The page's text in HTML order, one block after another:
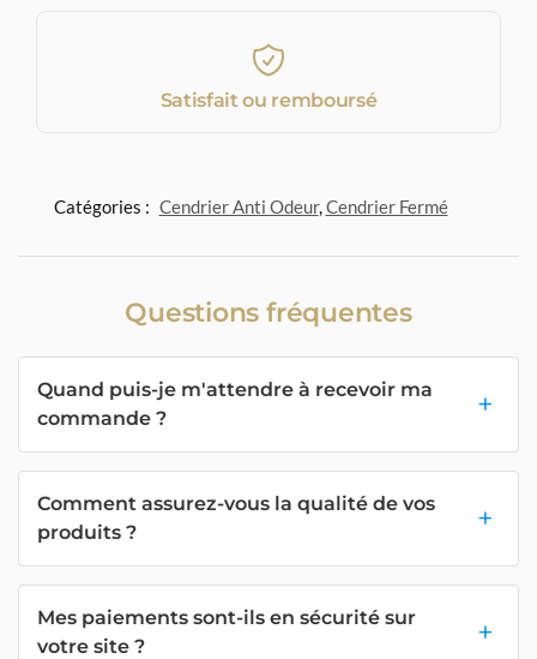
Satisfait ou remboursé
Catégories : Cendrier Anti Odeur, Cendrier Fermé
Questions fréquentes
Quand puis-je m'attendre à recevoir ma
commande ?
Comment assurez-vous la qualité de vos
produits ?
Mes paiements sont-ils en sécurité sur
votre site ?